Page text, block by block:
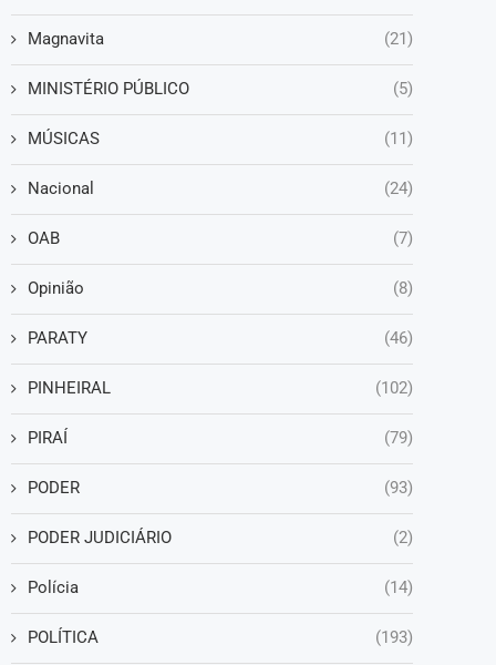
Magnavita (21)
MINISTÉRIO PÚBLICO (5)
MÚSICAS (11)
Nacional (24)
OAB (7)
Opinião (8)
PARATY (46)
PINHEIRAL (102)
PIRAÍ (79)
PODER (93)
PODER JUDICIÁRIO (2)
Polícia (14)
POLÍTICA (193)